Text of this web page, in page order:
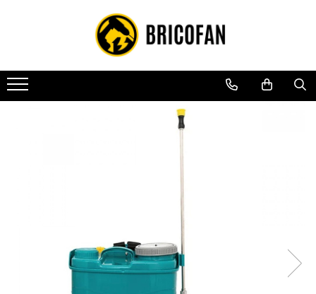
Toate Produsele
Vehicule electrice
Atv
Scutere pe benzina
Tricicluri cargo fara permis